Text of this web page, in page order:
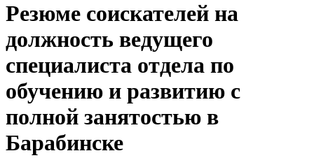
Резюме соискателей на
должность ведущего
специалиста отдела по
обучению и развитию с
полной занятостью в
Барабинске